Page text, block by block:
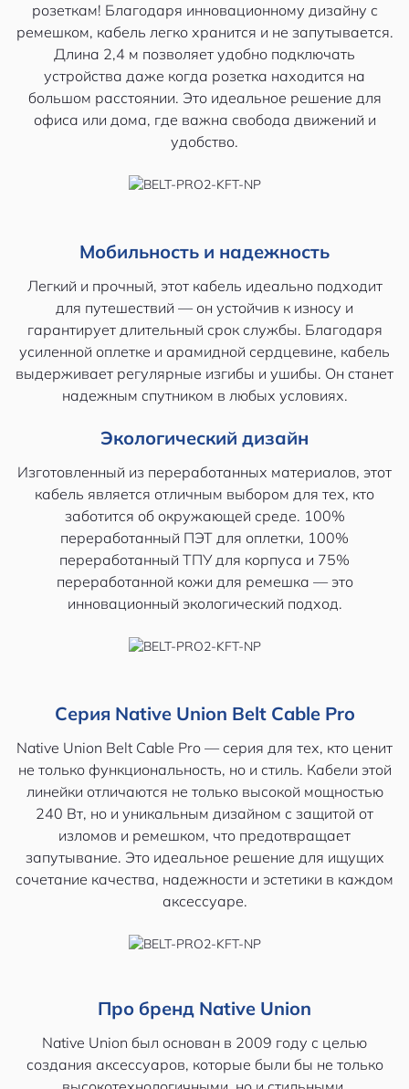
розеткам! Благодаря инновационному дизайну с
ремешком, кабель легко хранится и не запутывается.
Длина 2,4 м позволяет удобно подключать
устройства даже когда розетка находится на
большом расстоянии. Это идеальное решение для
офиса или дома, где важна свобода движений и
удобство.
Мобильность и надежность
Легкий и прочный, этот кабель идеально подходит
для путешествий — он устойчив к износу и
гарантирует длительный срок службы. Благодаря
усиленной оплетке и арамидной сердцевине, кабель
выдерживает регулярные изгибы и ушибы. Он станет
надежным спутником в любых условиях.
Экологический дизайн
Изготовленный из переработанных материалов, этот
кабель является отличным выбором для тех, кто
заботится об окружающей среде. 100%
переработанный ПЭТ для оплетки, 100%
переработанный ТПУ для корпуса и 75%
переработанной кожи для ремешка — это
инновационный экологический подход.
Серия Native Union Belt Cable Pro
Native Union Belt Cable Pro — серия для тех, кто ценит
не только функциональность, но и стиль. Кабели этой
линейки отличаются не только высокой мощностью
240 Вт, но и уникальным дизайном с защитой от
изломов и ремешком, что предотвращает
запутывание. Это идеальное решение для ищущих
сочетание качества, надежности и эстетики в каждом
аксессуаре.
Про бренд Native Union
Native Union был основан в 2009 году с целью
создания аксессуаров, которые были бы не только